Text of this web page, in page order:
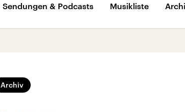
Sendungen & Podcasts Musikliste
Archiv